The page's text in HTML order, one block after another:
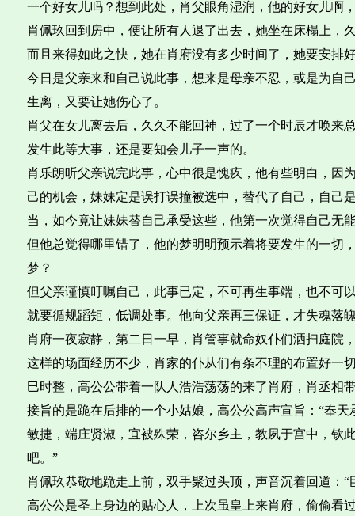
一个好女儿吗？想到此处，肖父眼角湿润，他的好女儿啊
肖佩玖回到房中，便让所有人退了出去，她坐在床榻上，
而且来得如此之快，她在肖府没有多少时间了，她要安排
今日是父亲来和自己说此事，想来是母亲不忍，或是为自
生离，又要让她伤心了。
肖父在女儿离去后，久久不能回神，过了一个时辰才唤来
发生此等大事，还是要知会儿子一声的。
肖乐朗听父亲说完此事，心中很是愧疚，他有些明白，因
己的机会，妹妹定是误打误撞被选中，替代了自己，自己
当，如今竟让妹妹替自己承受这些，他第一次觉得自己无
但他总觉得哪里错了，他的梦明明预示着将要发生的一切
梦？
但父亲谨慎叮嘱自己，此事已定，不可再生事端，也不可
就要循规蹈矩，低调处事。他向父亲再三保证，才失魂落
肖府一夜寂静，第二日一早，肖管事就命奴仆们洒扫庭院
这样的场面经历不少，肖家的仆从们有条不理的布置好一
巳时整，高公公带着一队人浩浩荡荡的来了肖府，肖丞相
接旨的是跪在后排的一个小姑娘，高公公高声宣旨：“奉
敏捷，端庄贤淑，宜被殊荣，咨尔乡主，教夙于宫中，钦
吧。”
肖佩玖恭敬地跪走上前，双手聚过头顶，声音沉着回道：
高公公是圣上身边的贴心人，上次虽皇上来肖府，偷偷看